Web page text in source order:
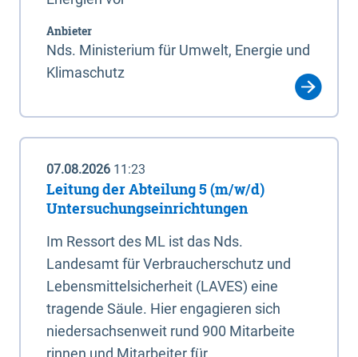
Anbieter
Nds. Ministerium für Umwelt, Energie und
Klimaschutz
07.08.2026 11:23
Leitung der Abteilung 5 (m/w/d)
Untersuchungseinrichtungen
Im Ressort des ML ist das Nds.
Landesamt für Verbraucherschutz und
Lebensmittelsicherheit (LAVES) eine
tragende Säule. Hier engagieren sich
niedersachsenweit rund 900 Mitarbeite